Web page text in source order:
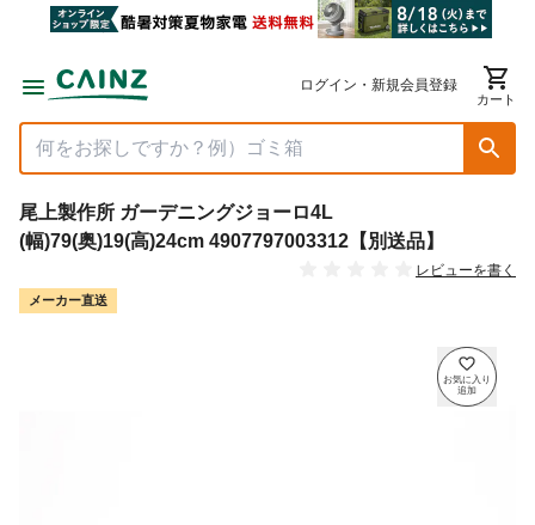
ログイン・新規会員登録
カート
尾上製作所 ガーデニングジョーロ4L
(幅)79(奥)19(高)24cm 4907797003312【別送品】
レビューを書く
メーカー直送